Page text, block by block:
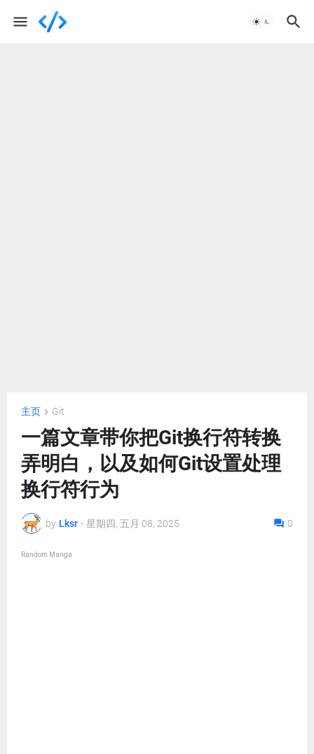
主页 Git
一篇文章带你把Git换行符转换
弄明白，以及如何Git设置处理
换行符行为
by Lksr - 星期四, 五月 08, 2025 0
Random Manga